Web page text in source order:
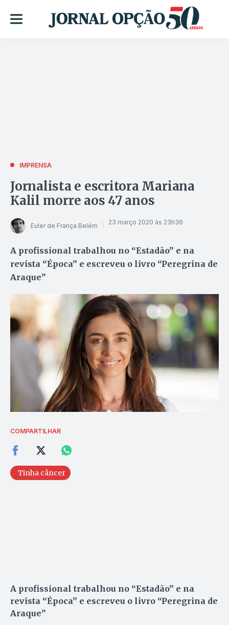
IMPRENSA
Jornalista e escritora Mariana
Kalil morre aos 47 anos
Euler de França Belém 23 março 2020 às 23h36
A profissional trabalhou no “Estadão” e na
revista “Época” e escreveu o livro “Peregrina de
Araque”
COMPARTILHAR
Tinha câncer
A profissional trabalhou no “Estadão” e na
revista “Época” e escreveu o livro “Peregrina de
Araque”